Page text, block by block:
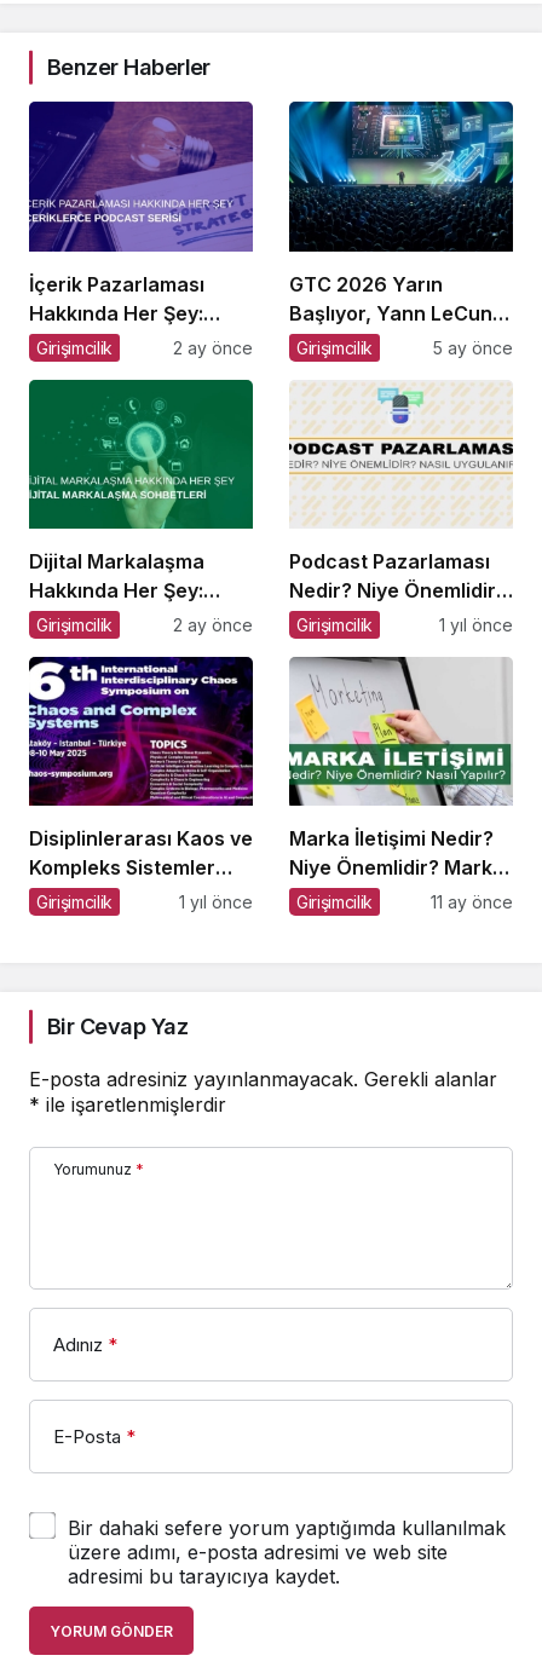
Benzer Haberler
İçerik Pazarlaması
Hakkında Her Şey:
İçeriklerce Podcast
Girişimcilik 2 ay önce
GTC 2026 Yarın
Başlıyor, Yann LeCun
$1B Seed Aldı: AI
Girişimcilik 5 ay önce
Dijital Markalaşma
Hakkında Her Şey:
Dijital Markalaşma
Serisi
Girişimcilik 2 ay önce
Podcast Pazarlaması
Nedir? Niye Önemlidir?
Podcast Pazarlaması
Girişimcilik 1 yıl önce
Disiplinlerarası Kaos ve
Kompleks Sistemler
Sempozyumu İçin Geri
Girişimcilik 1 yıl önce
Marka İletişimi Nedir?
Niye Önemlidir? Marka
İletişimi Nasıl Yapılır?
Girişimcilik 11 ay önce
Bir Cevap Yaz
E-posta adresiniz yayınlanmayacak. Gerekli alanlar
* ile işaretlenmişlerdir
Yorumunuz *
Adınız *
E-Posta *
Bir dahaki sefere yorum yaptığımda kullanılmak
üzere adımı, e-posta adresimi ve web site
adresimi bu tarayıcıya kaydet.
YORUM GÖNDER